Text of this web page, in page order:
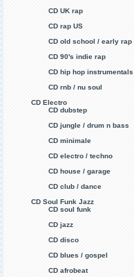
CD UK rap
CD rap US
CD old school / early rap
CD 90's indie rap
CD hip hop instrumentals
CD rnb / nu soul
CD Electro
CD dubstep
CD jungle / drum n bass
CD minimale
CD electro / techno
CD house / garage
CD club / dance
CD Soul Funk Jazz
CD soul funk
CD jazz
CD disco
CD blues / gospel
CD afrobeat